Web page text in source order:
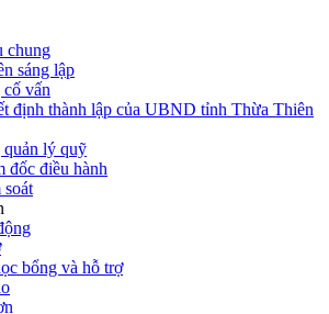
chung
sáng lập
vấn
định thành lập của UBND tỉnh Thừa Thiên
lý quỹ
đốc điều hành
soát
bổng và hỗ trợ